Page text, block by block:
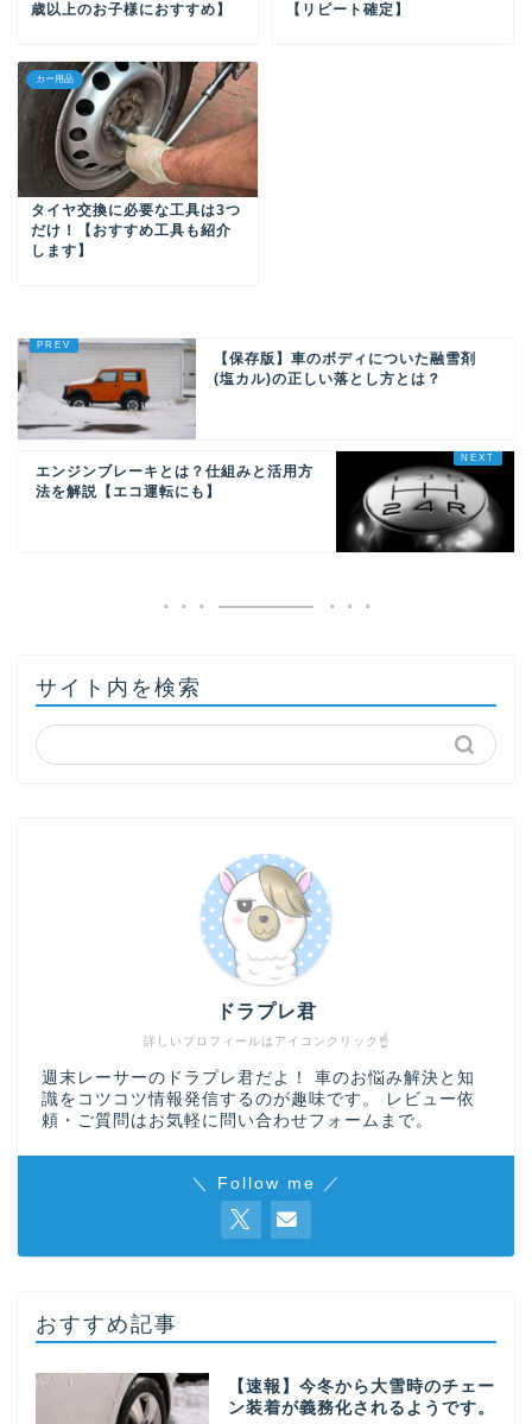
歳以上のお子様におすすめ】
【リピート確定】
カー用品
タイヤ交換に必要な工具は3つ
だけ！【おすすめ工具も紹介
します】
【保存版】車のボディについた融雪剤
(塩カル)の正しい落とし方とは？
エンジンブレーキとは？仕組みと活用方
法を解説【エコ運転にも】
サイト内を検索
詳しいプロフィールはアイコンクリック☝
ドラプレ君
週末レーサーのドラプレ君だよ！ 車のお悩み解決と知
識をコツコツ情報発信するのが趣味です。 レビュー依
頼・ご質問はお気軽に 問い合わせフォーム まで。
＼ Follow me ／
おすすめ記事
【速報】今冬から大雪時のチェー
ン装着が義務化されるようです。